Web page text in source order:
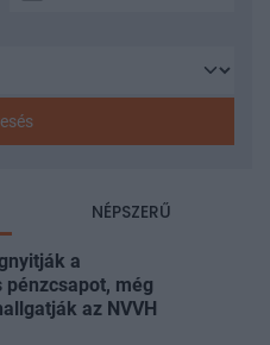
NÉPSZERŰ
a
még
az NVVH